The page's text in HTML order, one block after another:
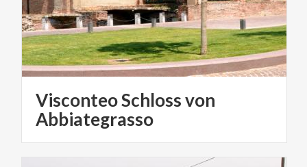
Visconteo Schloss von
Abbiategrasso